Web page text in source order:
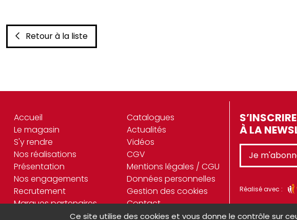
Retour à la liste
Accueil
Le magasin
S'y rendre
Nos réalisations
Présentation
Nos engagements
Recrutement
Marques partenaires
Catalogues
Actualités
Vidéos
CGV
Mentions légales / CGU
Données personnelles
Gestion des cookies
Contact
S’INSCRIRE
À LA
Je
Réalisé avec :
Ce site utilise des cookies et vous donne le contrôle sur